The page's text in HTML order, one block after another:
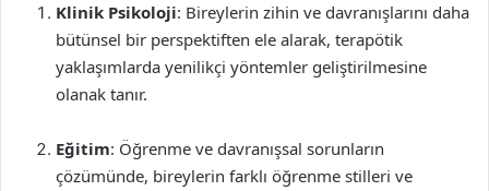
Klinik Psikoloji: Bireylerin zihin ve davranışlarını daha
bütünsel bir perspektiften ele alarak, terapötik
yaklaşımlarda yenilikçi yöntemler geliştirilmesine
olanak tanır.
Eğitim: Öğrenme ve davranışsal sorunların
çözümünde, bireylerin farklı öğrenme stilleri ve